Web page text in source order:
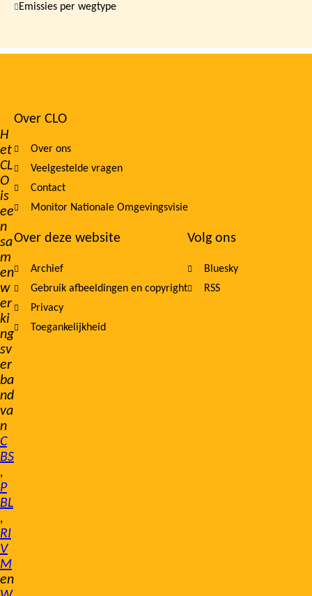
Emissies per wegtype
H
et
CL
O
is
ee
n
sa
m
en
w
er
ki
ng
sv
er
ba
nd
va
n
C
BS
,
P
BL
,
RI
V
M
en
Footer
navigation
Over CLO
Over ons
Veelgestelde vragen
Contact
Monitor Nationale Omgevingsvisie
Over deze website
Archief
Gebruik afbeeldingen en copyright
Privacy
Toegankelijkheid
Volg ons
Bluesky
RSS